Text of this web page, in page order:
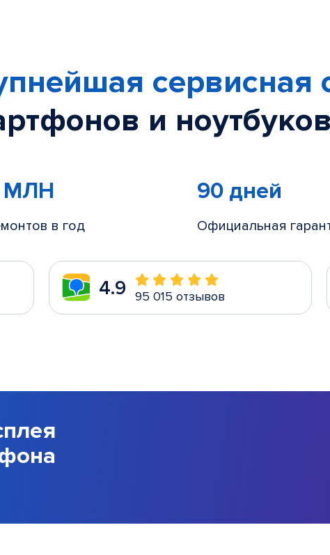
сервисная
и
МЛН
в год
90 дней
Официальная
4.9 95 015 отзывов